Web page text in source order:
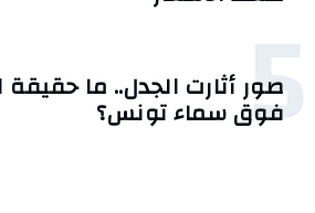
5
صور أثارت الجدل.. ما حقيقة
فوق سماء تونس؟